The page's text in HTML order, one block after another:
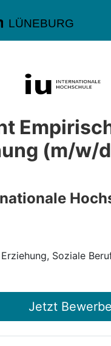
LÜNEBURG
(m/w/
Soziale
Jetzt